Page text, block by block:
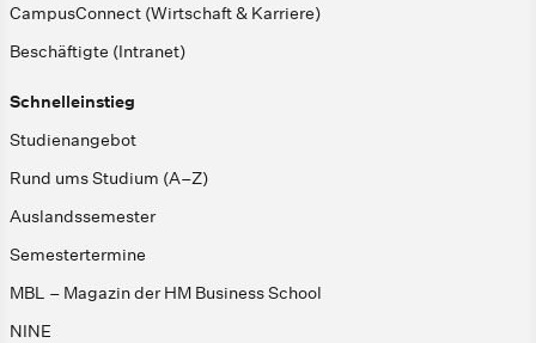
CampusConnect (Wirtschaft & Karriere)
Beschäftigte (Intranet)
Schnelleinstieg
Studienangebot
Rund ums Studium (A–Z)
Auslandssemester
Semestertermine
MBL – Magazin der HM Business School
NINE